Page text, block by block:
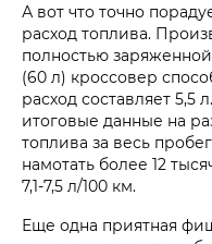
А вот что точно
расход топлива.
полностью
(60 л) кроссовер
расход составляет 5,5
итоговые данные на
топлива за весь
намотать более 12
7,1-7,5 л/100 км.
Еще одна приятная